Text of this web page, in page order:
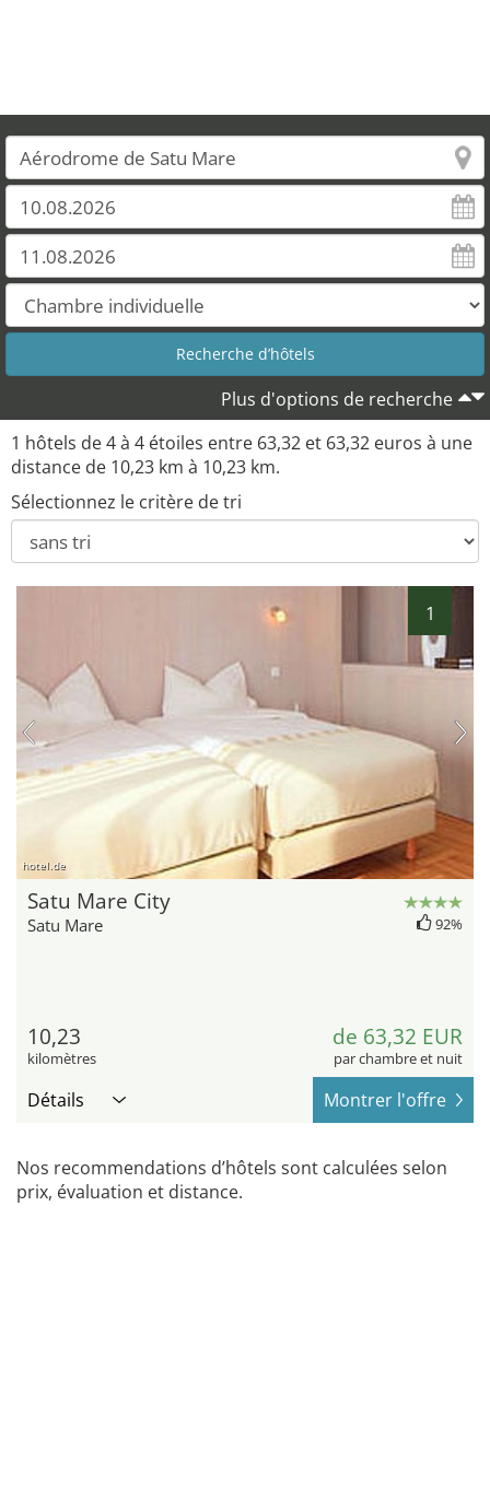
Plus d'options de recherche
1 hôtels de 4 à 4 étoiles entre 63,32 et 63,32 euros à une
distance de 10,23 km à 10,23 km.
Sélectionnez le critère de tri
1
hotel.de
Satu Mare City
Satu Mare 92%
10,23
kilomètres
de 63,32 EUR
par chambre et nuit
Détails Montrer l'offre
Nos recommendations d’hôtels sont calculées selon
prix, évaluation et distance.